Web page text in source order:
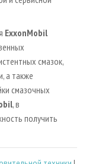
ExxonMobil
смазок,
а также
смазочных
, в
получить